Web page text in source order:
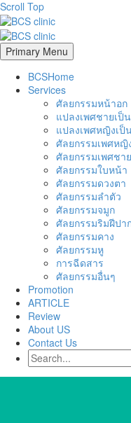
Scroll Top
Primary Menu
BCSHome
Services
ศัลยกรรมหน้าอก
แปลงเพศชายเป็
แปลงเพศหญิงเป็
ศัลยกรรมเพศหญิ
ศัลยกรรมเพศชาย
ศัลยกรรมใบหน้า
ศัลยกรรมดวงตา
ศัลยกรรมลำตัว
ศัลยกรรมจมูก
ศัลยกรรมริมฝีปา
ศัลยกรรมคาง
ศัลยกรรมหู
การฉีดสาร
ศัลยกรรมอื่นๆ
Promotion
ARTICLE
Review
About US
Contact Us